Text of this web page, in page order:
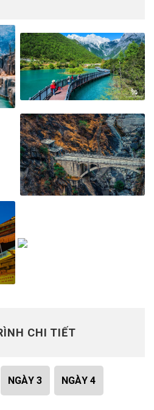
CHI TIẾT
NGÀY 3 NGÀY 4